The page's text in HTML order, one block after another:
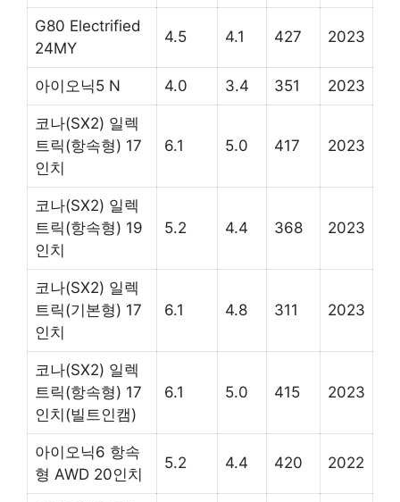
G80 Electrified
24MY
4.5 4.1 427 2023
아이오닉5 N 4.0 3.4 351 2023
코나(SX2) 일렉
트릭(항속형) 17
인치
6.1 5.0 417 2023
코나(SX2) 일렉
트릭(항속형) 19
인치
5.2 4.4 368 2023
코나(SX2) 일렉
트릭(기본형) 17
인치
6.1 4.8 311 2023
코나(SX2) 일렉
트릭(항속형) 17
인치(빌트인캠)
6.1 5.0 415 2023
아이오닉6 항속
형 AWD 20인치
5.2 4.4 420 2022